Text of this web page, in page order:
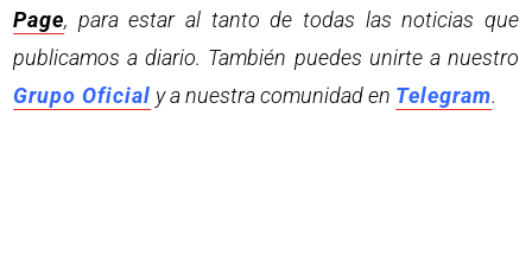
Page, para estar al tanto de todas las noticias que
publicamos a diario. También puedes unirte a nuestro
Grupo Oficial y a nuestra comunidad en Telegram.